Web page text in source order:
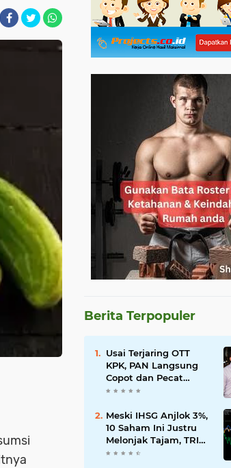
Berita Terpopuler
Usai Terjaring OTT
KPK, PAN Langsung
Copot dan Pecat
Bupati Lombok Barat
Meski IHSG Anjlok 3%,
10 Saham Ini Justru
Melonjak Tajam, TRIM
dan CPIN Masuk